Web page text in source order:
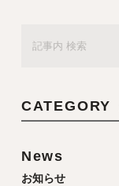
CATEGORY
News
お知らせ